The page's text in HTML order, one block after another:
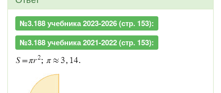
№3.188 учебника 2023-2026 (стр. 153):
№3.188 учебника 2021-2022 (стр. 153):